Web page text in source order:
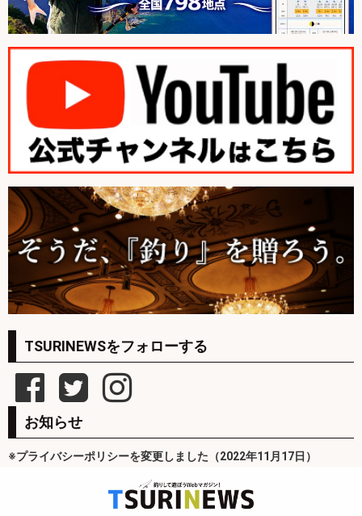
TSURINEWSをフォローする
お知らせ
※プライバシーポリシーを変更しました（2022年11月17日）